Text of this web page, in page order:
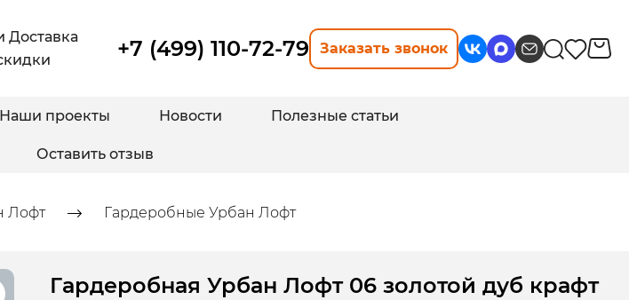
Доставка
+7 (499) 110-72-79 Заказать звонок
Наши проекты Новости Полезные статьи
Оставить отзыв
Лофт Гардеробные Урбан Лофт
Гардеробная Урбан Лофт 06 золотой дуб крафт